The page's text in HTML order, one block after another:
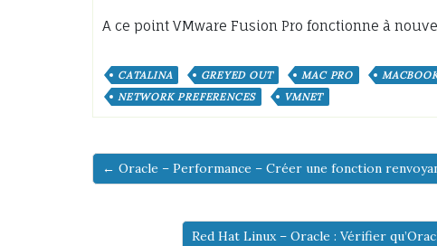
A ce point VMware Fusion Pro fonctionne à
CATALINA GREYED OUT MAC PRO
NETWORK PREFERENCES
VMNET
← Oracle – Performance – Créer une fonction
Red Hat Linux – Oracle : Vérifier